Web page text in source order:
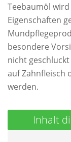
Teebaumöl
Eigenschaften
besondere
nicht
auf Zahnfleisch
werden.